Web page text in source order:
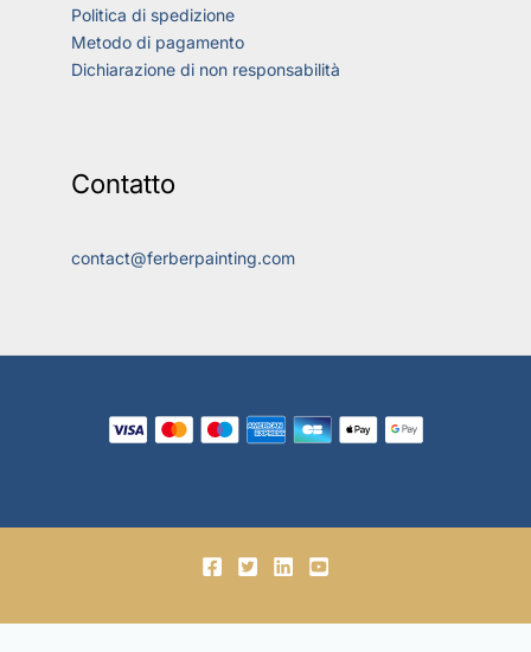
Politica di spedizione
Metodo di pagamento
Dichiarazione di non responsabilità
Contatto
contact@ferberpainting.com